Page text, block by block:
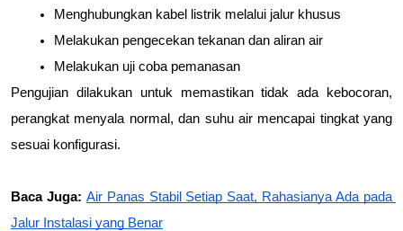
Menghubungkan kabel listrik melalui jalur khusus
Melakukan pengecekan tekanan dan aliran air
Melakukan uji coba pemanasan
Pengujian dilakukan untuk memastikan tidak ada kebocoran,
perangkat menyala normal, dan suhu air mencapai tingkat yang
sesuai konfigurasi.
Baca Juga: Air Panas Stabil Setiap Saat, Rahasianya Ada pada
Jalur Instalasi yang Benar